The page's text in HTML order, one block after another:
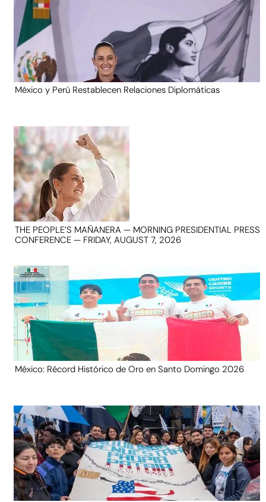
México y Perú Restablecen Relaciones Diplomáticas
THE PEOPLE’S MAÑANERA — MORNING PRESIDENTIAL PRESS
CONFERENCE — FRIDAY, AUGUST 7, 2026
México: Récord Histórico de Oro en Santo Domingo 2026